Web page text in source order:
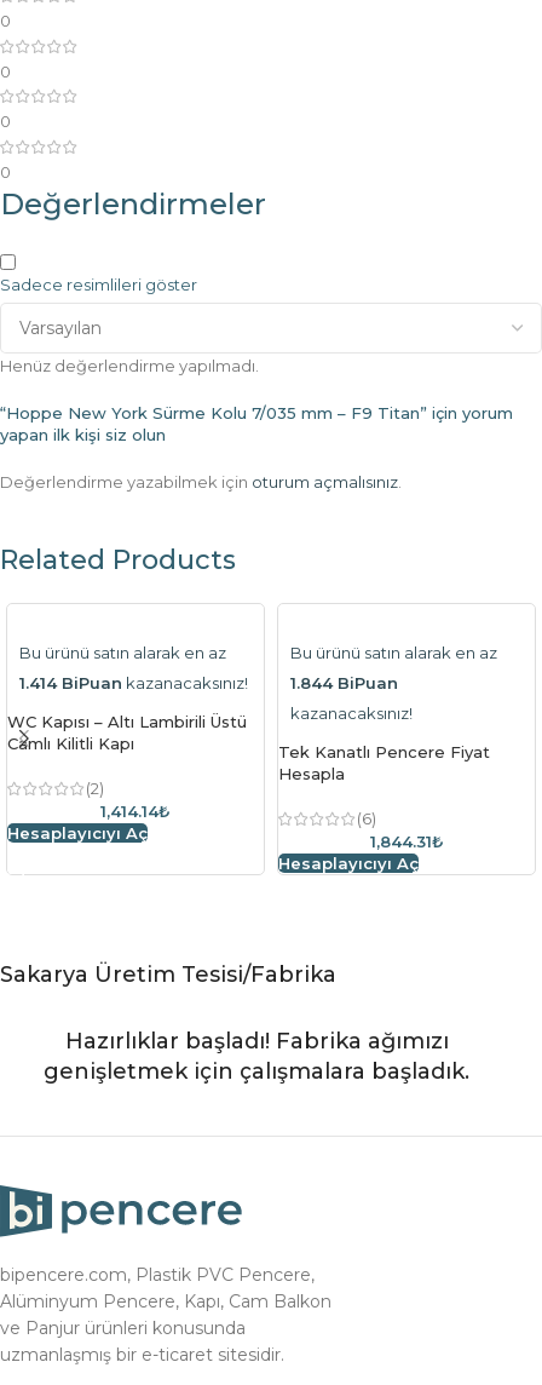
0
0
0
0
Değerlendirmeler
Sadece resimlileri göster
Henüz değerlendirme yapılmadı.
“Hoppe New York Sürme Kolu 7/035 mm – F9 Titan” için yorum
yapan ilk kişi siz olun
Değerlendirme yazabilmek için oturum açmalısınız
Related Products
Bu ürünü satın alarak en az
1.414 BiPuan kazanacaksınız!
WC Kapısı – Altı Lambirili Üstü
Camlı Kilitli Kapı
(2)
1,414.14₺
Hesaplayıcıyı Aç
Bu ürünü satın alarak en az
1.844 BiPuan
kazanacaksınız!
Tek Kanatlı Pencere Fiyat
Hesapla
(6)
1,844.31₺
Hesaplayıcıyı Aç
Sakarya Üretim Tesisi/Fabrika
Hazırlıklar başladı! Fabrika ağımızı
genişletmek için çalışmalara başladık.
bipencere.com, Plastik PVC Pencere,
Alüminyum Pencere, Kapı, Cam Balkon
ve Panjur ürünleri konusunda
uzmanlaşmış bir e-ticaret sitesidir.